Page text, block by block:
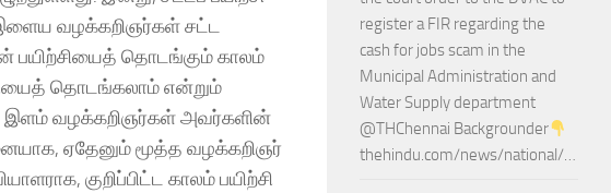
இளைய வழக்கறிஞர்கள் சட்ட
பயிற்சியைத் தொடங்கும் காலம்
தொடங்கலாம் என்றும்
இளம் வழக்கறிஞர்கள் அவர்களின்
ஏதேனும் மூத்த வழக்கறிஞர்
குறிப்பிட்ட காலம் பயிற்சி
register a FIR regarding the
cash for jobs scam in the
Municipal Administration and
Water Supply department
@THChennai Backgrounder
thehindu.com/news/national/…